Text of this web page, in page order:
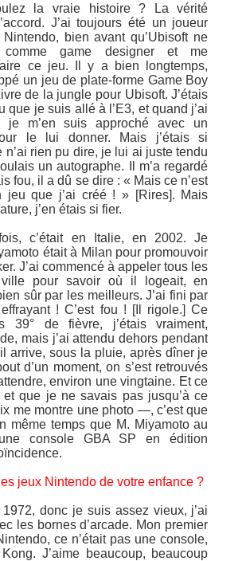
la vraie histoire ? La vérité
J’ai toujours été un joueur
bien avant qu’Ubisoft ne
comme game designer et me
ce jeu. Il y a bien longtemps,
un jeu de plate-forme Game Boy
de la jungle pour Ubisoft. J’étais
que je suis allé à l’E3, et quand j’ai
je m’en suis approché avec un
le lui donner. Mais j’étais si
n’ai rien pu dire, je lui ai juste tendu
un autographe. Il m’a regardé
fou, il a dû se dire : « Mais ce n’est
jeu que j’ai créé ! » [Rires]. Mais
j’en étais si fier.
c’était en Italie, en 2002. Je
était à Milan pour promouvoir
J’ai commencé à appeler tous les
pour savoir où il logeait, en
sûr par les meilleurs. J’ai fini par
effrayant ! C’est fou ! [Il rigole.] Ce
39° de fièvre, j’étais vraiment,
mais j’ai attendu dehors pendant
arrive, sous la pluie, après dîner je
d’un moment, on s’est retrouvés
environ une vingtaine. Et ce
que je ne savais pas jusqu’à ce
me montre une photo —, c’est que
même temps que M. Miyamoto au
console GBA SP en édition
jeux Nintendo de votre enfance ?
donc je suis assez vieux, j’ai
les bornes d’arcade. Mon premier
ce n’était pas une console,
J’aime beaucoup, beaucoup